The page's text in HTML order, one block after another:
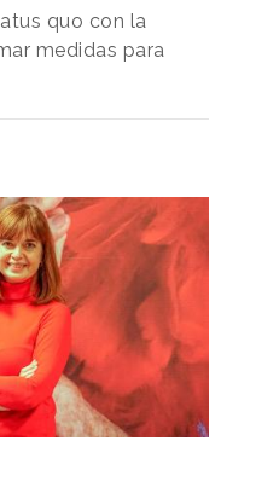
quo con la
medidas para